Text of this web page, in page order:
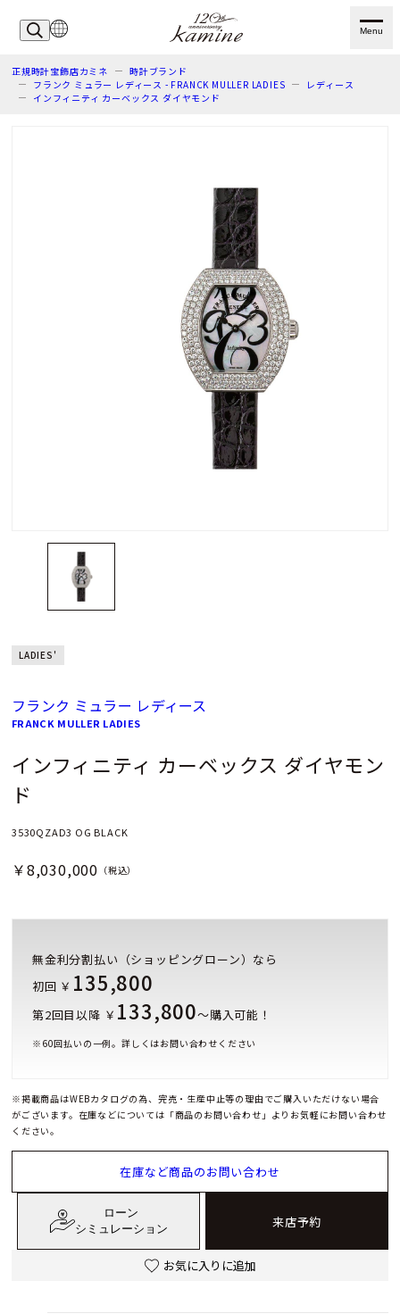
Menu
正規時計宝飾店カミネ
時計ブランド
フランク ミュラー レディース - FRANCK MULLER LADIES
レディース
インフィニティ カーベックス ダイヤモンド
LADIES'
フランク ミュラー レディース
FRANCK MULLER LADIES
インフィニティ カーベックス ダイヤモン
ド
3530QZAD3 OG BLACK
￥8,030,000 （税込）
無金利分割払い（ショッピングローン）なら
初回 ￥ 135,800
第2回目以降 ￥ 133,800～購入可能！
※ 60回払いの一例。詳しくはお問い合わせください
※掲載商品はWEBカタログの為、完売・生産中止等の理由でご購入いただけない場合
がございます。在庫などについては「商品のお問い合わせ」よりお気軽にお問い合わせ
ください。
在庫など商品のお問い合わせ
ローン
シミュレーション
来店予約
お気に入りに追加